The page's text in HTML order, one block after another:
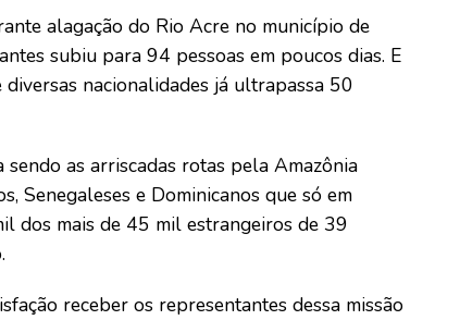
alagação do Rio Acre no município de
subiu para 94 pessoas em poucos dias. E
nacionalidades já ultrapassa 50
as arriscadas rotas pela Amazônia
Senegaleses e Dominicanos que só em
dos mais de 45 mil estrangeiros de 39
receber os representantes dessa missão